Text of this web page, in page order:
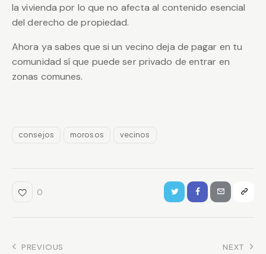
la vivienda por lo que no afecta al contenido esencial
del derecho de propiedad.
Ahora ya sabes que si un vecino deja de pagar en tu
comunidad sí que puede ser privado de entrar en
zonas comunes.
consejos morosos vecinos
0
PREVIOUS NEXT